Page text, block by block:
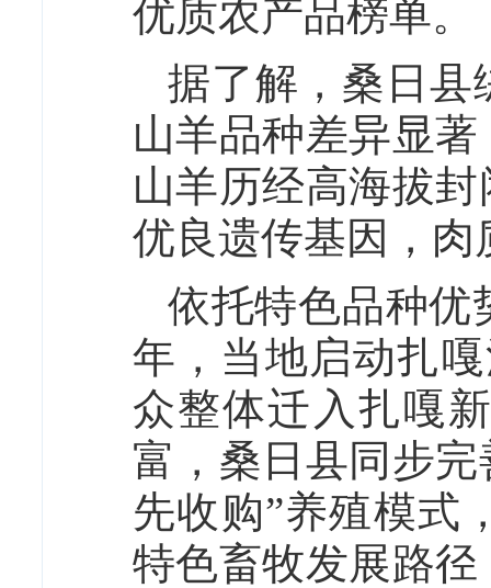
优质农产品榜单。
据了解，桑日县
山羊品种差异显
山羊历经高海拔
优良遗传基因，
依托特色品种优
年，当地启动扎
众整体迁入扎嘎
富，桑日县同步
先收购”养殖模式
特色畜牧发展路